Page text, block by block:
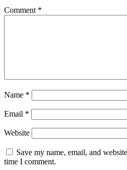
Comment *
Name *
Email *
Website
Save my name, email, and
time I comment.